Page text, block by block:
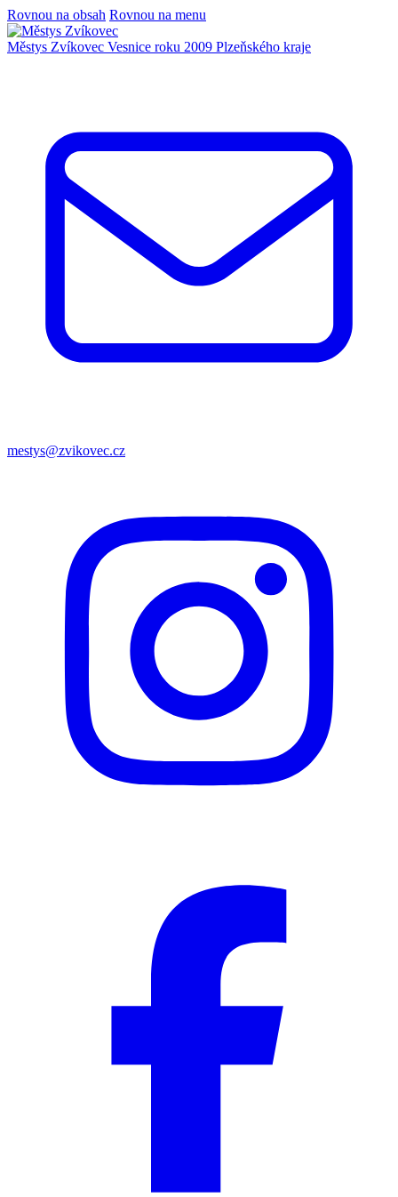
Rovnou na obsah Rovnou na menu
Městys Zvíkovec Vesnice roku 2009 Plzeňského kraje
mestys@zvikovec.cz